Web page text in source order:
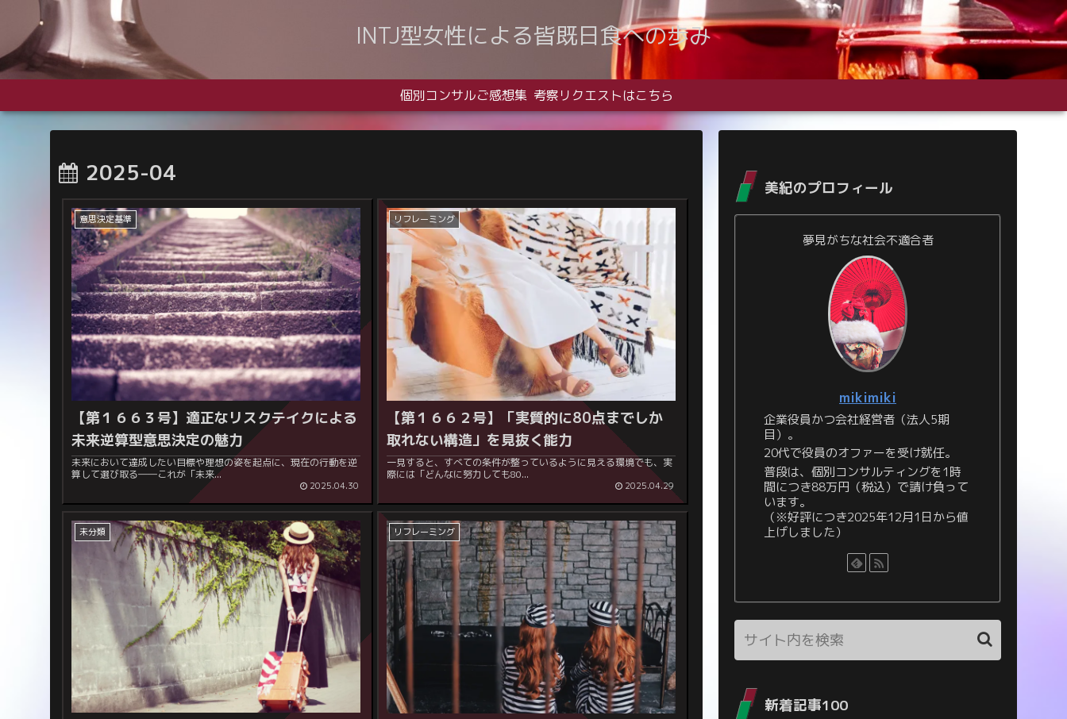
INTJ型女性による皆既日食への歩み
個別コンサルご感想集 考察リクエストはこちら
2025-04
意思決定基準
【第１６６３号】 適正なリスクテイクによる
未来逆算型意思決定の魅力
未来において達成したい目標や理想の姿を起点に、現在の行動を逆
算して選び取る――これが「未来...
2025.04.30
リフレーミング
【第１６６２号】
「実質的に80点までしか
取れない構造」を見抜く能力
一見すると、すべての条件が整っているように見える環境でも、実
際には「どんなに努力しても80...
2025.04.29
未分類 リフレーミング
美紀のプロフィール
夢見がちな社会不適合者
mikimiki
企業役員かつ会社経営者（法人5期
目）。
20代で役員のオファーを受け就任。
普段は、個別コンサルティングを1時
間につき88万円（税込）で請け負って
います。
（※好評につき2025年12月1日から値
上げしました）
新着記事100